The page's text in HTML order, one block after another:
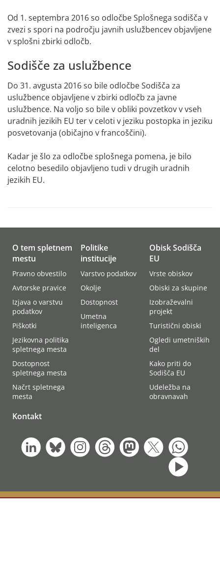
Od 1. septembra 2016 so odločbe Splošnega sodišča v
zvezi s spori na področju javnih uslužbencev objavljene
v splošni zbirki odločb.
Sodišče za uslužbence
Do 31. avgusta 2016 so bile odločbe Sodišča za
uslužbence objavljene v zbirki odločb za javne
uslužbence. Na voljo so bile v obliki povzetkov v vseh
uradnih jezikih EU ter v celoti v jeziku postopka in jeziku
posvetovanja (običajno v francoščini).
Kadar je šlo za odločbe splošnega pomena, je bilo
celotno besedilo objavljeno tudi v drugih uradnih
jezikih EU.
O tem spletnem
mestu
Pravno obvestilo
Avtorske pravice
Izjava o varstvu
podatkov
Piškotki
Jezikovna politika
spletnega mesta
Dostopnost
spletnega mesta
Načrt spletnega
mesta
Politike
institucije
Varstvo podatkov
Okolje
Dostopnost
Umetna
inteligenca
Obisk Sodišča
EU
Vrste obiskov
Obiski za skupine
Izobraževalni
projekt
Turistični obiski
Ogledi umetniških
del
Kako priti do
Sodišča EU
Udeležba na
obravnavah
Kontakt